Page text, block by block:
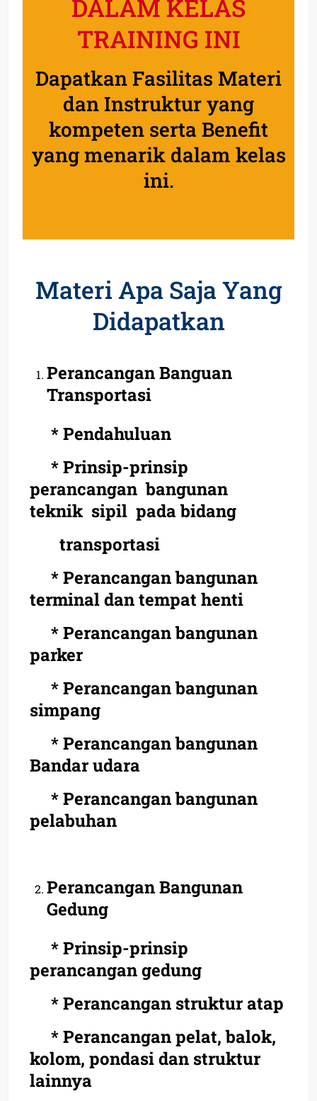
DALAM KELAS
TRAINING INI
Dapatkan Fasilitas Materi
dan Instruktur yang
kompeten serta Benefit
yang menarik dalam kelas
ini.
Materi Apa Saja Yang
Didapatkan
Perancangan Banguan
Transportasi
* Pendahuluan
* Prinsip-prinsip
perancangan bangunan
teknik sipil pada bidang
transportasi
* Perancangan bangunan
terminal dan tempat henti
* Perancangan bangunan
parker
* Perancangan bangunan
simpang
* Perancangan bangunan
Bandar udara
* Perancangan bangunan
pelabuhan
Perancangan Bangunan
Gedung
* Prinsip-prinsip
perancangan gedung
* Perancangan struktur atap
* Perancangan pelat, balok,
kolom, pondasi dan struktur
lainnya